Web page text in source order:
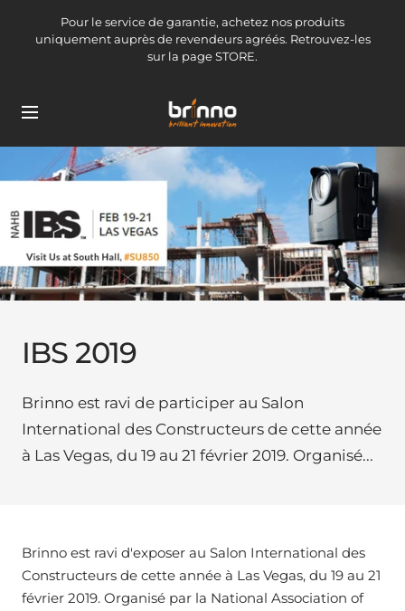
Pour le service de garantie, achetez nos produits
uniquement auprès de revendeurs agréés. Retrouvez-les
sur la page STORE.
Navigation
brinno-
mkt
IBS 2019
Brinno est ravi de participer au Salon
International des Constructeurs de cette année
à Las Vegas, du 19 au 21 février 2019. Organisé...
Brinno est ravi d'exposer au Salon International des
Constructeurs de cette année à Las Vegas, du 19 au 21
février 2019. Organisé par la National Association of